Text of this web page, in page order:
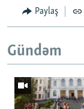
Paylaş
Gündəm